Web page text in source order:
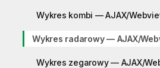
Wykres kombi — AJAX/
Wykres radarowy — AJAX/
Wykres zegarowy — AJAX/